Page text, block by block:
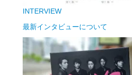
INTERVIEW
最新インタビューについて